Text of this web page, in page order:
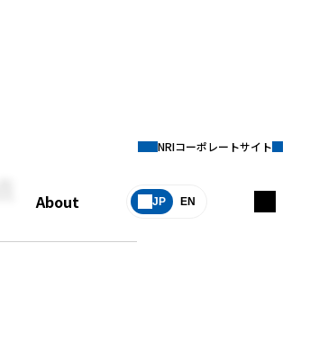
About JP EN
NRIコーポレートサイト